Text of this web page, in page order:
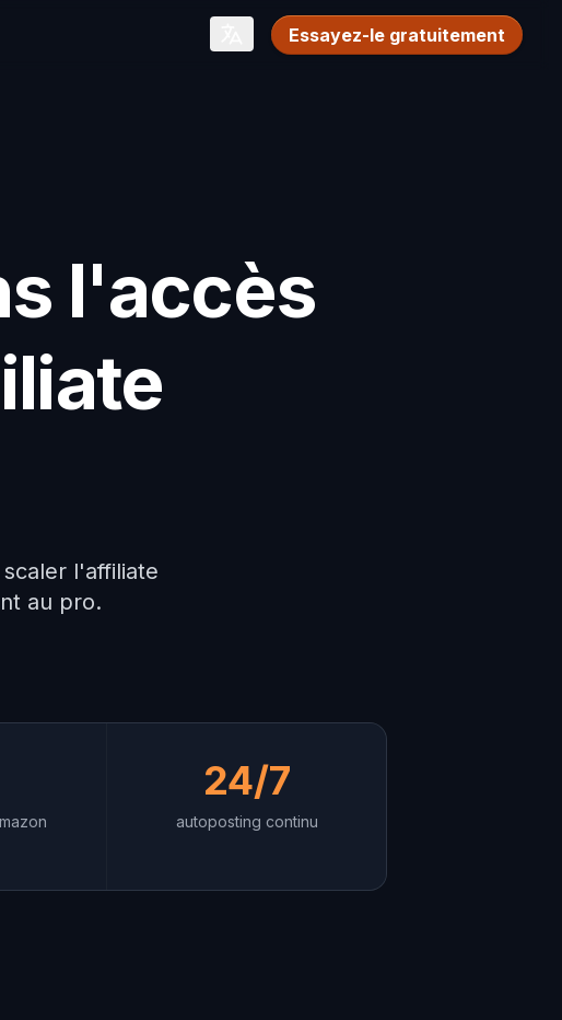
Essayez-le gratuitement
l'accès
l'affiliate
au pro.
24/7
autoposting continu